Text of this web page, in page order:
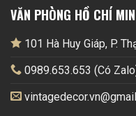
VĂN PHÒNG HỒ CHÍ
101 Hà Huy Giáp, P.
0989.653.653 (Có